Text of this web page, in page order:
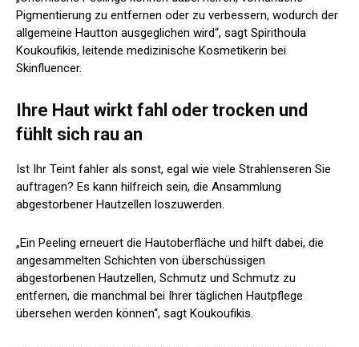
Pigmentierung zu entfernen oder zu verbessern, wodurch der
allgemeine Hautton ausgeglichen wird“, sagt Spirithoula
Koukoufikis, leitende medizinische Kosmetikerin bei
Skinfluencer.
Ihre Haut wirkt fahl oder trocken und
fühlt sich rau an
Ist Ihr Teint fahler als sonst, egal wie viele Strahlenseren Sie
auftragen? Es kann hilfreich sein, die Ansammlung
abgestorbener Hautzellen loszuwerden.
„Ein Peeling erneuert die Hautoberfläche und hilft dabei, die
angesammelten Schichten von überschüssigen
abgestorbenen Hautzellen, Schmutz und Schmutz zu
entfernen, die manchmal bei Ihrer täglichen Hautpflege
übersehen werden können“, sagt Koukoufikis.